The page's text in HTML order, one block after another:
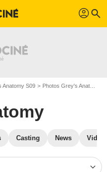
profil search
Anatomy S09 Photos Grey's Anatomy
Casting News